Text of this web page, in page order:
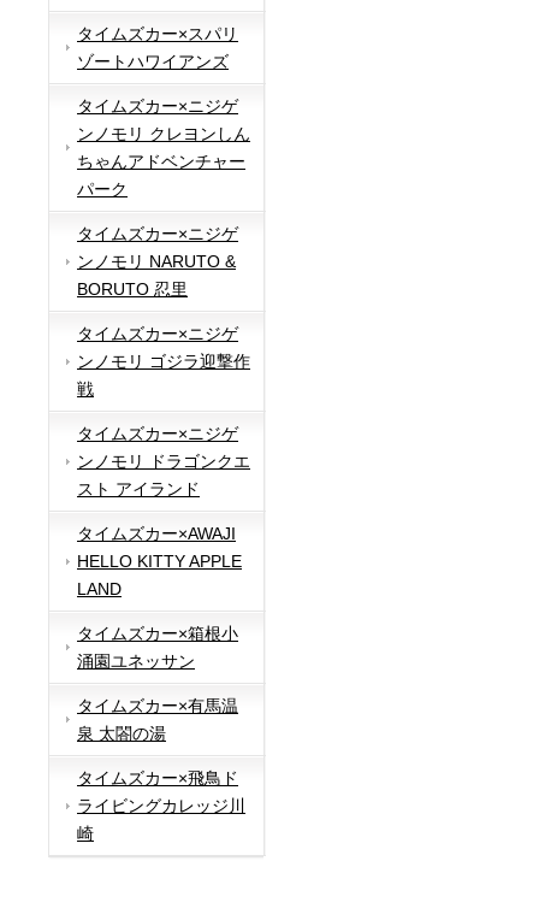
タイムズカー×スパリ
ゾートハワイアンズ
タイムズカー×ニジゲ
ンノモリ クレヨンしん
ちゃんアドベンチャー
パーク
タイムズカー×ニジゲ
ンノモリ NARUTO &
BORUTO 忍里
タイムズカー×ニジゲ
ンノモリ ゴジラ迎撃作
戦
タイムズカー×ニジゲ
ンノモリ ドラゴンクエ
スト アイランド
タイムズカー×AWAJI
HELLO KITTY APPLE
LAND
タイムズカー×箱根小
涌園ユネッサン
タイムズカー×有馬温
泉 太閤の湯
タイムズカー×飛鳥ド
ライビングカレッジ川
崎